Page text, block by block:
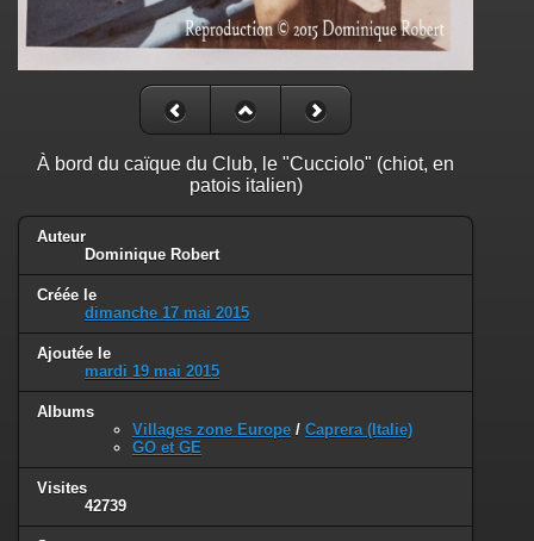
À bord du caïque du Club, le "Cucciolo" (chiot, en
patois italien)
Auteur
Dominique Robert
Créée le
dimanche 17 mai 2015
Ajoutée le
mardi 19 mai 2015
Albums
Villages zone Europe / Caprera (Italie)
GO et GE
Visites
42739